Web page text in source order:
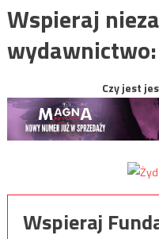
Wspieraj
wydawnictwo:
Czy jest
Wspieraj